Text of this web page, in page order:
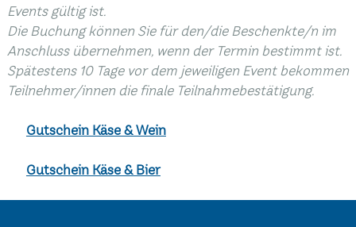
Events gültig ist.
Die Buchung können Sie für den/die Beschenkte/n im
Anschluss übernehmen, wenn der Termin bestimmt ist.
Spätestens 10 Tage vor dem jeweiligen Event bekommen
Teilnehmer/innen die finale Teilnahmebestätigung.
Gutschein Käse & Wein
Gutschein Käse & Bier